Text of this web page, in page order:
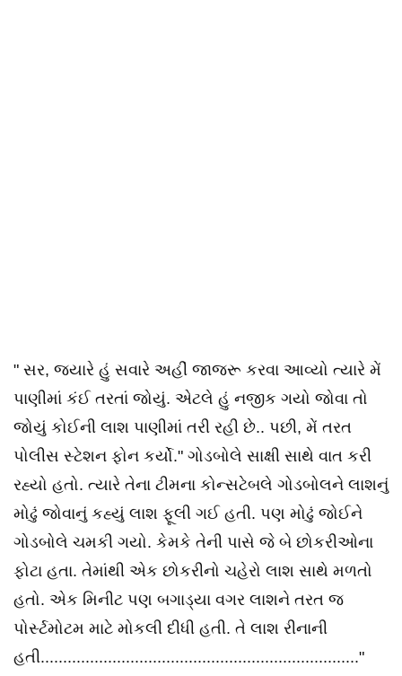
" સર, જ્યારે હું સવારે અહીં જાજરૂ કરવા આવ્યો ત્યારે મેં
પાણીમાં કંઈ તરતાં જોયું. એટલે હું નજીક ગયો જોવા તો
જોયું કોઈની લાશ પાણીમાં તરી રહી છે.. પછી, મેં તરત
પોલીસ સ્ટેશન ફોન કર્યો." ગોડબોલે સાક્ષી સાથે વાત કરી
રહ્યો હતો. ત્યારે તેના ટીમના કોન્સટેબલે ગોડબોલને લાશનું
મોઢું જોવાનું કહ્યું લાશ ફૂલી ગઈ હતી. પણ મોઢું જોઈને
ગોડબોલે ચમકી ગયો. કેમકે તેની પાસે જે બે છોકરીઓના
ફોટા હતા. તેમાંથી એક છોકરીનો ચહેરો લાશ સાથે મળતો
હતો. એક મિનીટ પણ બગાડ્યા વગર લાશને તરત જ
પોર્સ્ટમોટમ માટે મોકલી દીધી હતી. તે લાશ રીનાની
હતી......................................................................."